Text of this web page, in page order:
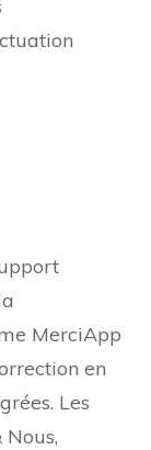
MerciApp
en
Les